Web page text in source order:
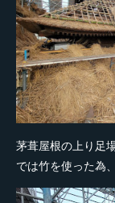
茅葺屋根の上り足
では竹を使った為